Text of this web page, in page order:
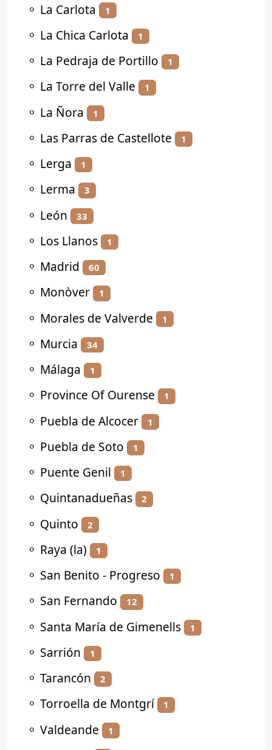
⚬ La Carlota 1
⚬ La Chica Carlota 1
⚬ La Pedraja de Portillo 1
⚬ La Torre del Valle 1
⚬ La Ñora 1
⚬ Las Parras de Castellote 1
⚬ Lerga 1
⚬ Lerma 3
⚬ León 33
⚬ Los Llanos 1
⚬ Madrid 60
⚬ Monòver 1
⚬ Morales de Valverde 1
⚬ Murcia 34
⚬ Málaga 1
⚬ Province Of Ourense 1
⚬ Puebla de Alcocer 1
⚬ Puebla de Soto 1
⚬ Puente Genil 1
⚬ Quintanadueñas 2
⚬ Quinto 2
⚬ Raya (la) 1
⚬ San Benito - Progreso 1
⚬ San Fernando 12
⚬ Santa María de Gimenells 1
⚬ Sarrión 1
⚬ Tarancón 2
⚬ Torroella de Montgrí 1
⚬ Valdeande 1